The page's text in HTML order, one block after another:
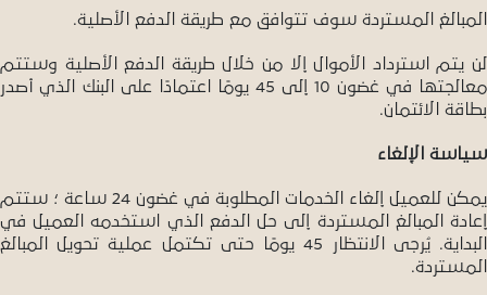
المبالغ المستردة سوف تتوافق مع طريقة الدفع الأصلية.
لن يتم استرداد الأموال إلا من خلال طريقة الدفع الأصلية وستتم
معالجتها في غضون 10 إلى 45 يومًا اعتمادًا على البنك الذي أصدر
بطاقة الائتمان.
سياسة الإلغاء
يمكن للعميل إلغاء الخدمات المطلوبة في غضون 24 ساعة ؛ ستتم
إعادة المبالغ المستردة إلى حل الدفع الذي استخدمه العميل في
البداية. يُرجى الانتظار 45 يومًا حتى تكتمل عملية تحويل المبالغ
المستردة.